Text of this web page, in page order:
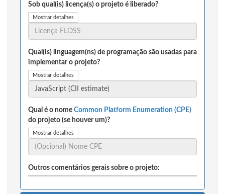
Sob qual(is) licença(s) o projeto é liberado?
Mostrar detalhes
Qual(is) linguagem(ns) de programação são usadas para
implementar o projeto?
Mostrar detalhes
Qual é o nome Common Platform Enumeration (CPE)
do projeto (se houver um)?
Mostrar detalhes
Outros comentários gerais sobre o projeto: